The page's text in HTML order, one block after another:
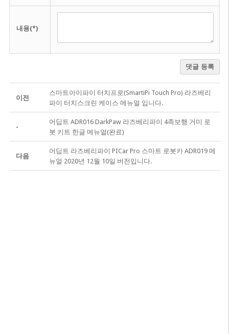
내용(*)
댓글 등록
이전
스마트아이파이 터치프로(SmartiPi Touch Pro) 라즈베리
파이 터치스크린 케이스 메뉴얼 입니다.
-
어딥트 ADR016 DarkPaw 라즈베리파이 4족보행 거미 로
봇 키트 한글 메뉴얼(완료)
다음
어딥트 라즈베리파이 PICar Pro 스마트 로봇카 ADR019 메
뉴얼 2020년 12월 10일 버전입니다.